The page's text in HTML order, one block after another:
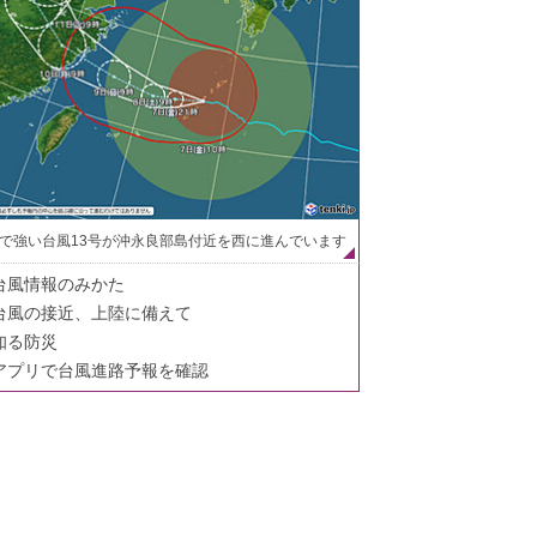
強い台風13号が沖永良部島付近を西に進んでいます
風情報のみかた
風の接近、上陸に備えて
る防災
プリで台風進路予報を確認